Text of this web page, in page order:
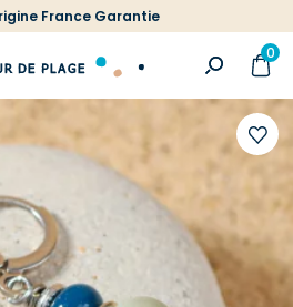
France Garantie
0